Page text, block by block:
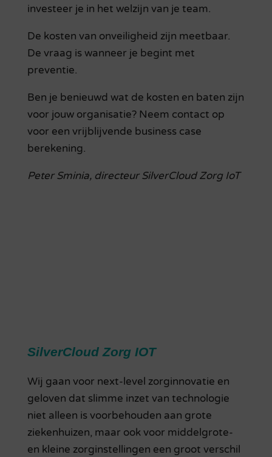
investeer je in het welzijn van je team.
De kosten van onveiligheid zijn meetbaar.
De vraag is wanneer je begint met
preventie.
Ben je benieuwd wat de kosten en baten zijn
voor jouw organisatie? Neem contact op
voor een vrijblijvende business case
berekening.
Peter Sminia, directeur SilverCloud Zorg IoT
SilverCloud Zorg IOT
Wij gaan voor next-level zorginnovatie en
geloven dat slimme inzet van technologie
niet alleen is voorbehouden aan grote
ziekenhuizen, maar ook voor middelgrote-
en kleine zorginstellingen een groot verschil